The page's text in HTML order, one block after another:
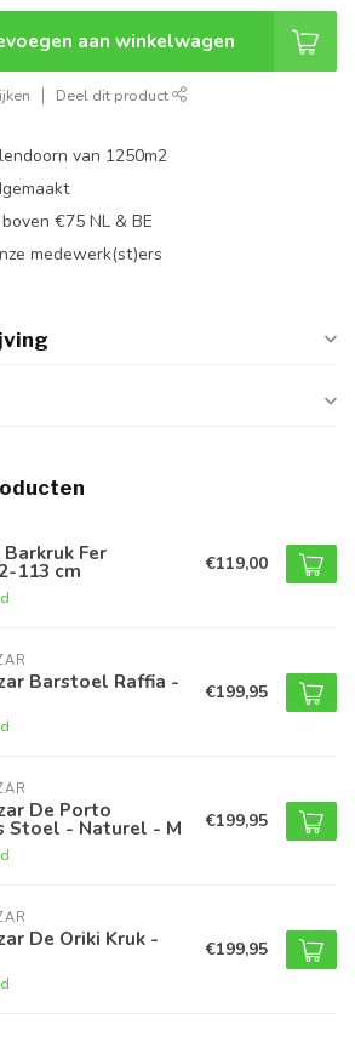
aan winkelwagen
Deel dit product
van 1250m2
€75 NL & BE
medewerk(st)ers
Barkruk Fer
113 cm €119,00
Barstoel Raffia - €199,95
De Porto
Stoel - Naturel - M €199,95
De Oriki Kruk - €199,95